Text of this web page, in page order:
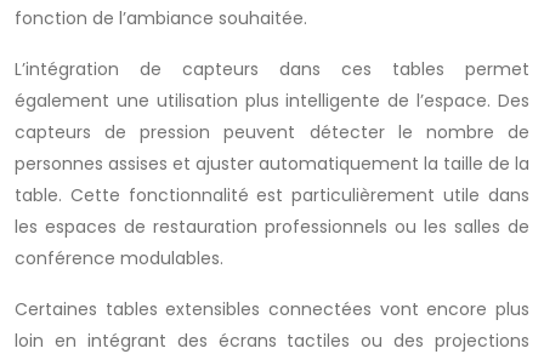
fonction de l’ambiance souhaitée.
L’intégration de capteurs dans ces tables permet
également une utilisation plus intelligente de l’espace. Des
capteurs de pression peuvent détecter le nombre de
personnes assises et ajuster automatiquement la taille de la
table. Cette fonctionnalité est particulièrement utile dans
les espaces de restauration professionnels ou les salles de
conférence modulables.
Certaines tables extensibles connectées vont encore plus
loin en intégrant des écrans tactiles ou des projections